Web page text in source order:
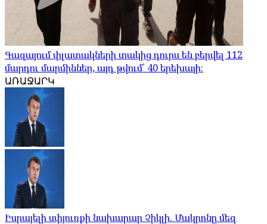
Գազայում փլատակների տակից դուրս են բերվել 112
մարդու մարմիններ, այդ թվում՝ 40 երեխայի։
ԱՌԱՋԱՐԿ
Իսրայելի սփյուռքի նախարար Չիկլի. Մակրոնը մեզ